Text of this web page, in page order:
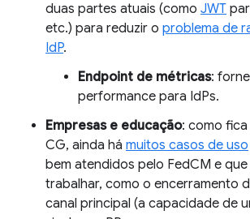
duas partes atuais (como JWT
etc.) para reduzir o problema de
IdP.
Endpoint de métricas:
performance para IdPs.
Empresas e educação: como
CG, ainda há muitos casos de uso
bem atendidos pelo FedCM e
trabalhar, como o encerramento
canal principal (a capacidade de